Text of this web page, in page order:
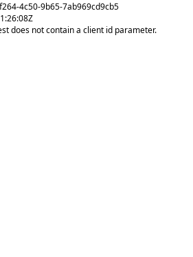
4c50-9b65-7ab969cd9cb5
does not contain a client id parameter.